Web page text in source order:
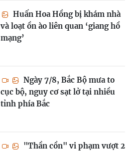
Huấn Hoa Hồng bị khám nhà
và loạt ồn ào liên quan ‘giang hồ
mạng’
Ngày 7/8, Bắc Bộ mưa to
cục bộ, nguy cơ sạt lở tại nhiều
tỉnh phía Bắc
"Thần cồn" vi phạm vượt 2